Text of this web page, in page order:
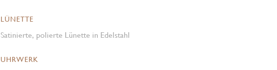
LÜNETTE
Satinierte, polierte Lünette in Edelstahl
UHRWERK